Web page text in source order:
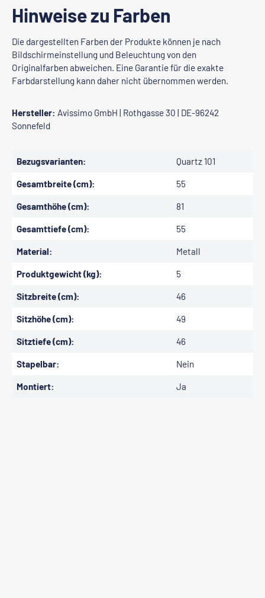
Hinweise zu Farben
Die dargestellten Farben der Produkte können je nach
Bildschirmeinstellung und Beleuchtung von den
Originalfarben abweichen. Eine Garantie für die exakte
Farbdarstellung kann daher nicht übernommen werden.
Hersteller: Avissimo GmbH | Rothgasse 30 | DE-96242
Sonnefeld
Bezugsvarianten: Quartz 101
Gesamtbreite (cm): 55
Gesamthöhe (cm): 81
Gesamttiefe (cm): 55
Material: Metall
Produktgewicht (kg): 5
Sitzbreite (cm): 46
Sitzhöhe (cm): 49
Sitztiefe (cm): 46
Stapelbar: Nein
Montiert: Ja